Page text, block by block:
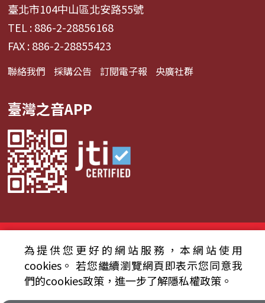
臺北市104中山區北安路55號
TEL : 886-2-28856168
FAX : 886-2-28855423
聯絡我們 採購公告 訂閱電子報 央廣社群
臺灣之音APP
© 2024財團法人中央廣播電臺 版權所有
資通安全政策聲明
服務條款 隱私權條款
為提供您更好的網站服務，本網站使用
cookies。 若您繼續瀏覽網頁即表示您同意我
們的cookies政策，進一步了解隱私權政策。